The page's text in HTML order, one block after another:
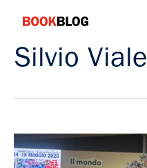
contenuto
Bookblog
Silvio Viale